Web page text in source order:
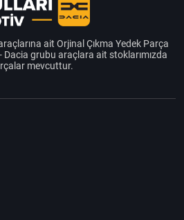
ait Orjinal Çıkma Yedek Parça
Dacia grubu araçlara ait stoklarımızda
mevcuttur.